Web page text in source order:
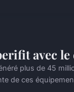
avec
plus de 45
de ces